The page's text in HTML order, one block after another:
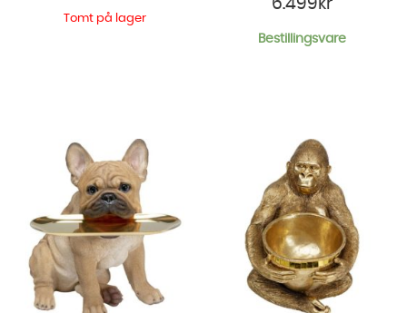
Tomt på lager
6.499 kr
Bestillingsvare